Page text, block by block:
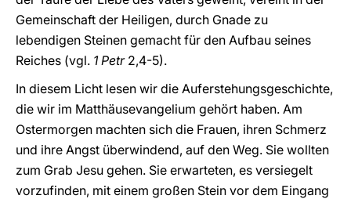
Gemeinschaft der Heiligen, durch Gnade zu
lebendigen Steinen gemacht für den Aufbau seines
Reiches (vgl. 1 Petr2,4-5).
In diesem Licht lesen wir die Auferstehungsgeschichte,
die wir im Matthäusevangelium gehört haben. Am
Ostermorgen machten sich die Frauen, ihren Schmerz
und ihre Angst überwindend, auf den Weg. Sie wollten
zum Grab Jesu gehen. Sie erwarteten, es versiegelt
vorzufinden, mit einem großen Stein vor dem Eingang